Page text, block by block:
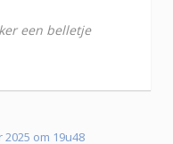
een belletje
om 19u48